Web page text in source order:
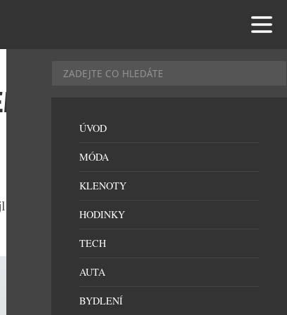
ÚVOD
MÓDA
KLENOTY
HODINKY
TECH
AUTA
BYDLENÍ